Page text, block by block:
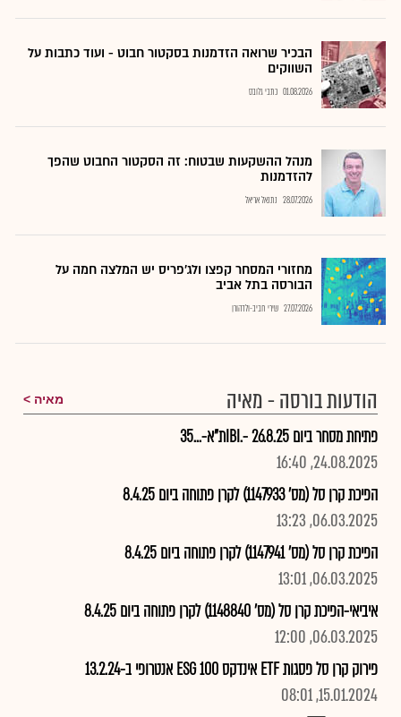
הבכיר שרואה הזדמנות בסקטור חבוט - ועוד כתבות על
השווקים
01.08.2026 כתבי גלובס
מנהל ההשקעות שבטוח: זה הסקטור החבוט שהפך
להזדמנות
28.07.2026 נתנאל אריאל
מחזורי המסחר קפצו ולג'פריס יש המלצה חמה על
הבורסה בתל אביב
27.07.2026 שירי חביב-ולדהורן
הודעות בורסה - מאיה מאיה
פתיחת מסחר ביום 26.8.25 -.IBIת"א-...35
24.08.2025, 16:40
הפיכת קרן סל (מס' 1147933) לקרן פתוחה ביום 8.4.25
06.03.2025, 13:23
הפיכת קרן סל (מס' 1147941) לקרן פתוחה ביום 8.4.25
06.03.2025, 13:01
איביאי-הפיכת קרן סל (מס' 1148840) לקרן פתוחה ביום 8.4.25
06.03.2025, 12:00
פירוק קרן סל פסגות ETF אינדקס 100 ESG אנטרופי ב-13.2.24
15.01.2024, 08:01